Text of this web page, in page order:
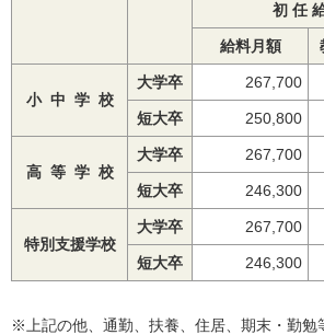
初 任
給料月額
小 中 学 校
大学卒 267,700
短大卒 250,800
高 等 学 校
大学卒 267,700
短大卒 246,300
特別支援学校
大学卒 267,700
短大卒 246,300
※上記の他、通勤、扶養、住居、期末・勤勉